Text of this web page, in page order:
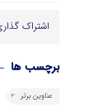
اشتراک
برچسب ها
عناوین برتر